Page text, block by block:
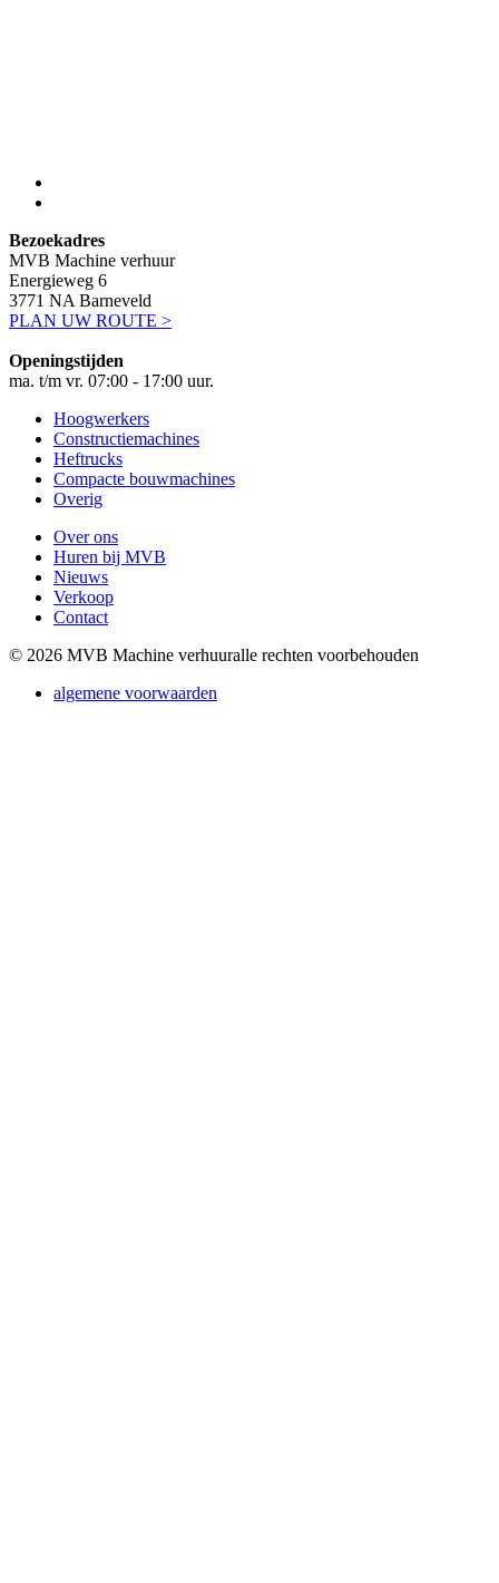
Bezoekadres
MVB Machine verhuur
Energieweg 6
3771 NA Barneveld
PLAN UW ROUTE >
Openingstijden
ma. t/m vr. 07:00 - 17:00 uur.
Hoogwerkers
Constructiemachines
Heftrucks
Compacte bouwmachines
Overig
Over ons
Huren bij MVB
Nieuws
Verkoop
Contact
© 2026 MVB Machine verhuuralle rechten voorbehouden
algemene voorwaarden